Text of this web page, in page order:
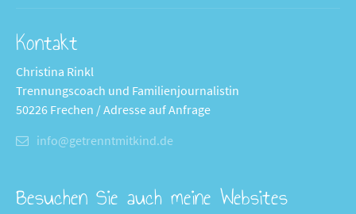
Kontakt
Christina Rinkl
Trennungscoach und Familienjournalistin
50226 Frechen / Adresse auf Anfrage
info@getrenntmitkind.de
Besuchen Sie auch meine Websites